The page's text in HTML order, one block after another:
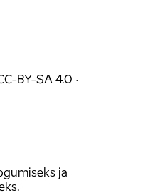
BY-SA 4.0 ·
ja